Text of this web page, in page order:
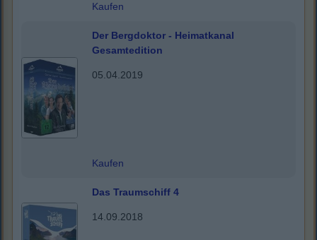
Kaufen
Der Bergdoktor - Heimatkanal
Gesamtedition
05.04.2019
Kaufen
Das Traumschiff 4
14.09.2018